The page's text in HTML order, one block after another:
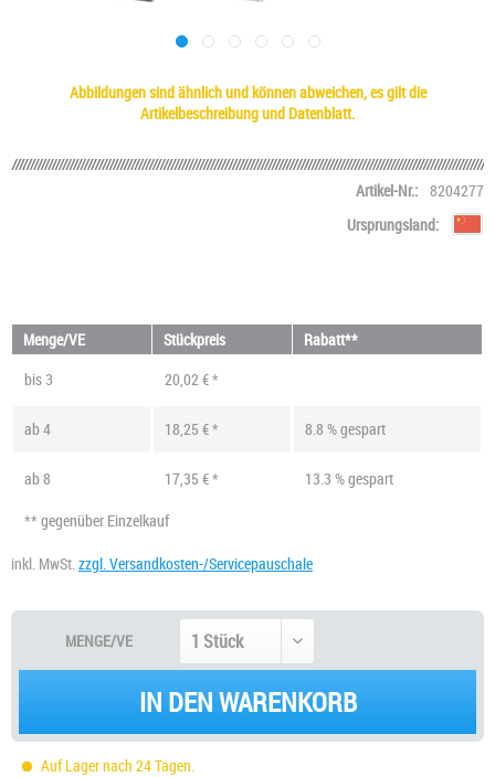
Abbildungen sind ähnlich und können abweichen, es gilt die
Artikelbeschreibung und Datenblatt.
Artikel-Nr.: 8204277
Ursprungsland:
Menge/VE Stückpreis
Rabatt**
bis 3 20,02 € *
ab4 18,25 € * 8.8 % gespart
ab8 17,35 € *
13.3 % gespart
** gegenüber Einzelkauf
inkl. MwSt. zzgl. Versandkosten-/Servicepauschale
MENGE/VE
IN DEN WARENKORB
Auf Lager nach 24 Tagen.